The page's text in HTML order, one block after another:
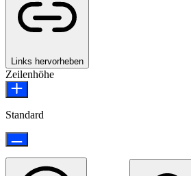
Links hervorheben
Zeilenhöhe
Standard